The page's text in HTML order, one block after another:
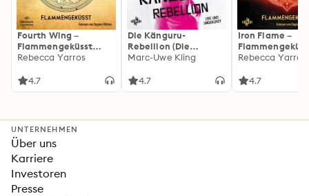
Fourth Wing –
Flammengeküsst
(Flammengeküsst-
Rebecca Yarros
4.7
Die Känguru-
Rebellion (Die
Känguru-Werke 5)
Marc-Uwe Kling
4.7
Iron Flame –
heißersehnte
Rebecca Yarros
4.7
UNTERNEHMEN
Über uns
Karriere
Investoren
Presse